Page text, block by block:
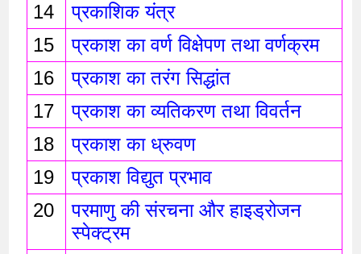
14
प्रकाशिक यंत्र
15
प्रकाश का वर्ण विक्षेपण तथा वर्णक्रम
16
प्रकाश का तरंग सिद्धांत
17
प्रकाश का व्यतिकरण तथा विवर्तन
18
प्रकाश का ध्रुवण
19
प्रकाश विद्युत प्रभाव
20
परमाणु की संरचना और हाइड्रोजन
स्पेक्ट्रम